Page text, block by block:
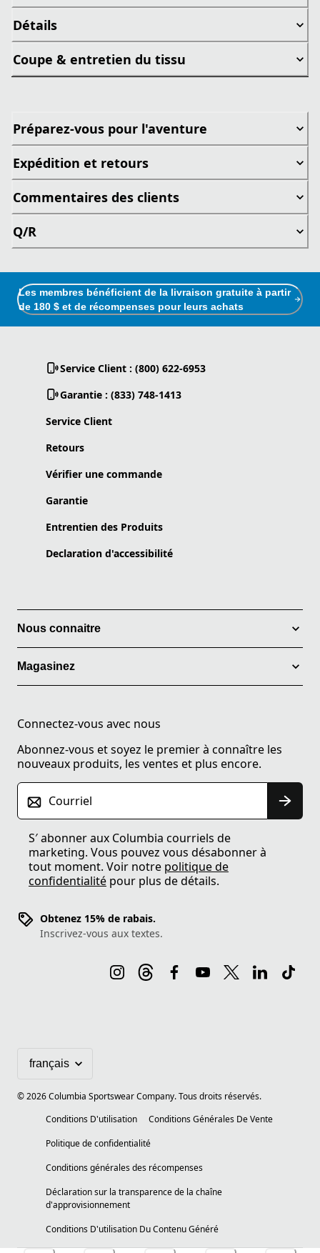
Détails
Coupe & entretien du tissu
Préparez-vous pour l'aventure
Expédition et retours
Commentaires des clients
Q/R
Les membres bénéficient de la livraison gratuite à partir
de 180 $ et de récompenses pour leurs achats
Service Client : (800) 622-6953
Garantie : (833) 748-1413
Service Client
Retours
Vérifier une commande
Garantie
Entrentien des Produits
Declaration d'accessibilité
Nous connaitre
Magasinez
Connectez-vous avec nous
Abonnez-vous et soyez le premier à connaître les
nouveaux produits, les ventes et plus encore.
Courriel
S′ abonner aux Columbia courriels de
marketing. Vous pouvez vous désabonner à
tout moment. Voir notre politique de
confidentialité pour plus de détails.
Obtenez 15% de rabais.
Inscrivez-vous aux textes.
©2026Columbia Sportswear Company. Tous droits réservés.
Conditions D'utilisation
Conditions Générales De Vente
Politique de confidentialité
Conditions générales des récompenses
Déclaration sur la transparence de la chaîne
d'approvisionnement
Conditions D'utilisation Du Contenu Généré